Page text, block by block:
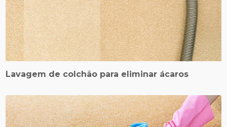
Lavagem de colchão para eliminar ácaros